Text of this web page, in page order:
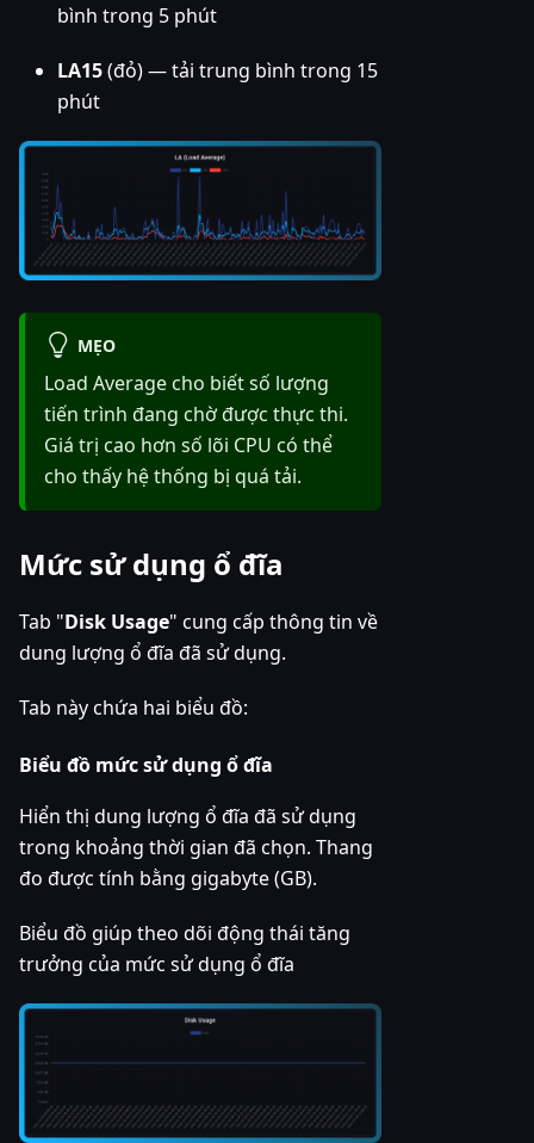
bình trong 5 phút
LA15(đỏ) — tải trung bình trong 15
phút
MẸO
Load Average cho biết số lượng
tiến trình đang chờ được thực thi.
Giá trị cao hơn số lõi CPU có thể
cho thấy hệ thống bị quá tải.
Mức sử dụng ổ đĩa
Tab "Disk Usage" cung cấp thông tin về
dung lượng ổ đĩa đã sử dụng.
Tab này chứa hai biểu đồ:
Biểu đồ mức sử dụng ổ đĩa
Hiển thị dung lượng ổ đĩa đã sử dụng
trong khoảng thời gian đã chọn. Thang
đo được tính bằng gigabyte (GB).
Biểu đồ giúp theo dõi động thái tăng
trưởng của mức sử dụng ổ đĩa